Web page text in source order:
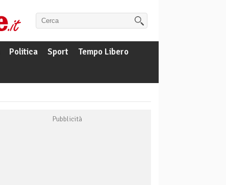
Politica Sport
Tempo Libero